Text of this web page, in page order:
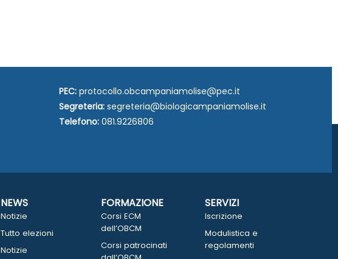
PEC: protocollo.obcampaniamolise@pec.it
Segreteria: segreteria@biologicampaniamolise.it
Telefono: 081.9226806
NEWS
Notizie
Tutto elezioni
Notizie
FORMAZIONE
Corsi ECM
dell’OBCM
Corsi patrocinati
SERVIZI
Iscrizione
Modulistica e
regolamenti